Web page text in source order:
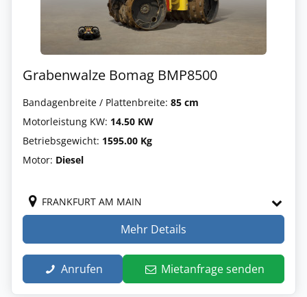
Grabenwalze Bomag BMP8500
Bandagenbreite / Plattenbreite: 85 cm
Motorleistung KW: 14.50 KW
Betriebsgewicht: 1595.00 Kg
Motor: Diesel
FRANKFURT AM MAIN
Mehr Details
Anrufen Mietanfrage senden